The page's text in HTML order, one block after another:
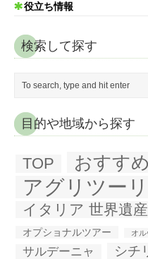
役立ち情報
検索して探す
目的や地域から探す
TOP おすす
アグリツー
イタリア 世界遺産
オプショナルツアー オル
サルデーニャ シチ